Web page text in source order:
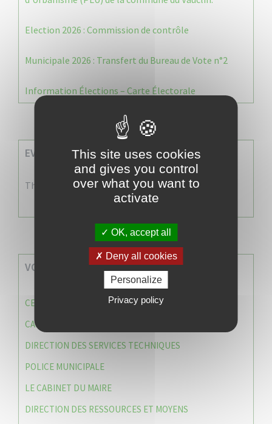
Election 2026 : Commission de contrôle
Municipale 2026 : Transfert du Bureau de Vote n°2
Information Élections – Carte Électorale
EVENEMENTS A VENIR
There are no events
VOS SERVICES MUNICIPAUX
CENTRE COMMUNAL D’ACTION SOCIALE (C.C.A.S)
CAISSE DES ÉCOLES
DIRECTION DES SERVICES TECHNIQUES
POLICE MUNICIPALE
LE CABINET DU MAIRE
DIRECTION DES RESSOURCES ET MOYENS
This site uses cookies
and gives you control
over what you want to
activate
OK, accept all
Deny all cookies
Personalize
Privacy policy